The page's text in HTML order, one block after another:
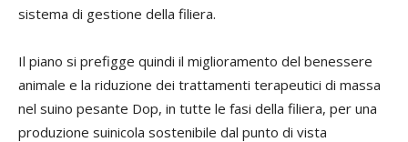
sistema di gestione della filiera.
Il piano si prefigge quindi il miglioramento del benessere
animale e la riduzione dei trattamenti terapeutici di massa
nel suino pesante Dop, in tutte le fasi della filiera, per una
produzione suinicola sostenibile dal punto di vista